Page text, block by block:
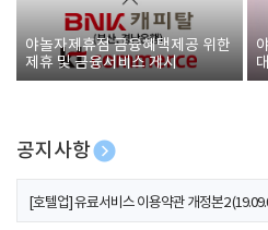
야놀자제휴점 금융혜택제공 위한
제휴 및 금융서비스 게시
공지사항
[호텔업] 개인정보 처리방침 개정본1 (19.09.02)
[호텔업] 유료서비스 이용약관 개정본2